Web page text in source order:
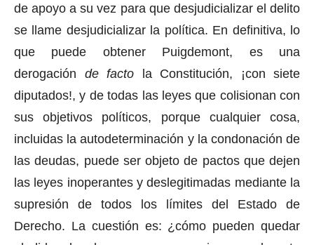
de apoyo a su vez para que desjudicializar el delito
se llame desjudicializar la política. En definitiva, lo
que puede obtener Puigdemont, es una
derogación de facto la Constitución, ¡con siete
diputados!, y de todas las leyes que colisionan con
sus objetivos políticos, porque cualquier cosa,
incluidas la autodeterminación y la condonación de
las deudas, puede ser objeto de pactos que dejen
las leyes inoperantes y deslegitimadas mediante la
supresión de todos los límites del Estado de
Derecho. La cuestión es: ¿cómo pueden quedar